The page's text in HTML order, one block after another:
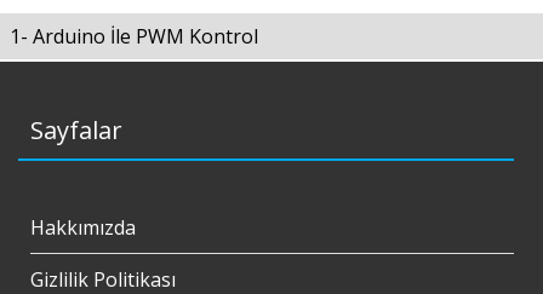
1- Arduino İle PWM Kontrol
Sayfalar
Hakkımızda
Gizlilik Politikası